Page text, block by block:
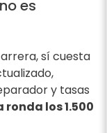
es
sí cuesta
y tasas
los 1.500